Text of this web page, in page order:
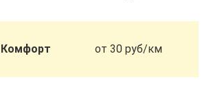
Комфорт от 30 руб/км